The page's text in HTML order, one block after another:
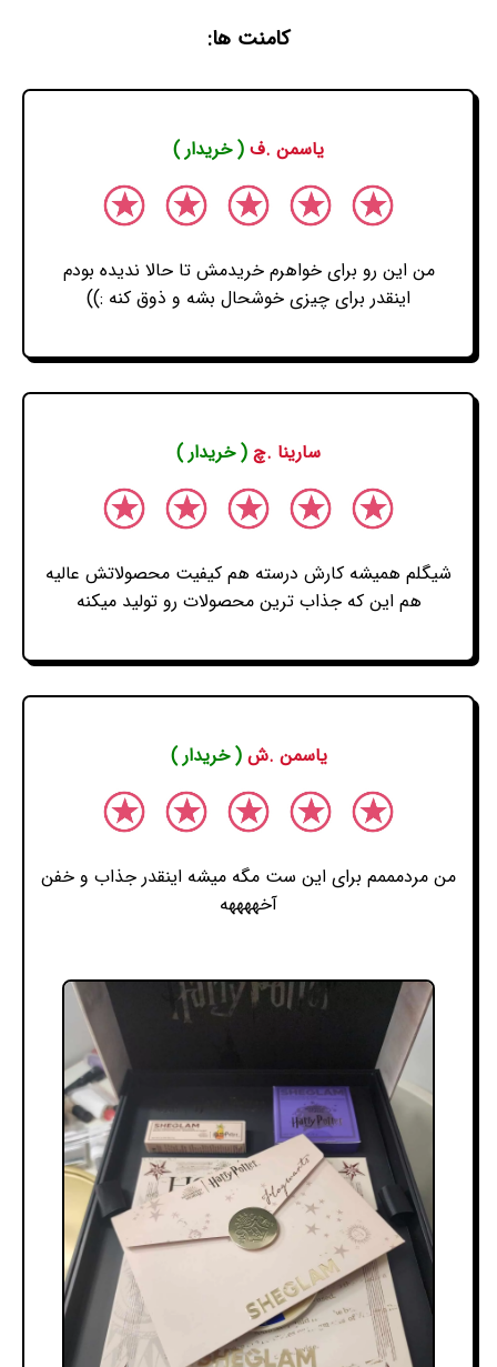
کامنت ها:
یاسمن .ف ( خریدار )
من این رو برای خواهرم خریدمش تا حالا ندیده بودم
اینقدر برای چیزی خوشحال بشه و ذوق کنه :))
سارینا .چ ( خریدار )
شیگلم همیشه کارش درسته هم کیفیت محصولاتش عالیه
هم این که جذاب ترین محصولات رو تولید میکنه
یاسمن .ش( خریدار )
من مردمممم برای این ست مگه میشه اینقدر جذاب و خفن
آخههههه